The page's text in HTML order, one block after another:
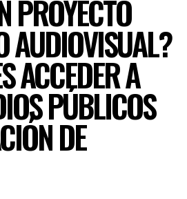
PROYECTO
AUDIOVISUAL?
ACCEDER A
PÚBLICOS
DE